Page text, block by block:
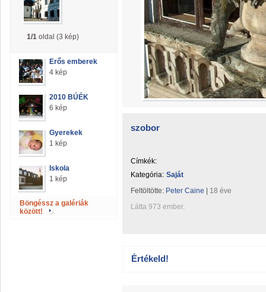
1/1 oldal (3 kép)
Erős emberek
4 kép
2010 BÚÉK
6 kép
Gyerekek
1 kép
Iskola
1 kép
Böngéssz a galériák
között!
szobor
Címkék:
Kategória: Saját
Feltöltötte: Peter Caine
18 éve
Látta 973 ember.
Értékeld!